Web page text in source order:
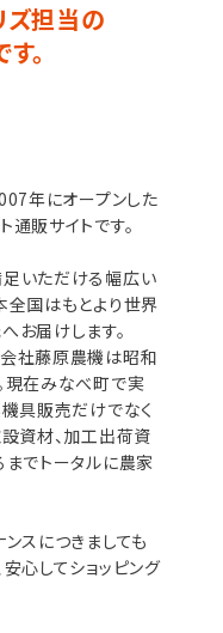
ズ担当の
。
年にオープンした
販サイトです。
いただける幅広い
全国はもとより世界
お届けします。
社藤原農機は昭和
現在みなべ町で実
具販売だけでなく
資材、加工出荷資
までトータルに農家
スにつきましても
心してショッピング